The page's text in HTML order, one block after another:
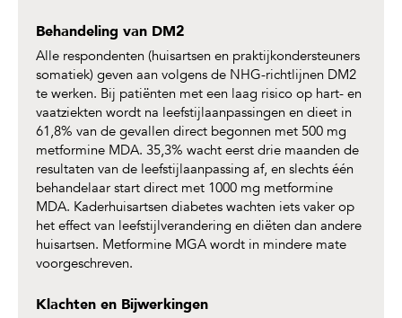
Behandeling van DM2
Alle respondenten (huisartsen en praktijkondersteuners
somatiek) geven aan volgens de NHG-richtlijnen DM2
te werken. Bij patiënten met een laag risico op hart- en
vaatziekten wordt na leefstijlaanpassingen en dieet in
61,8% van de gevallen direct begonnen met 500 mg
metformine MDA. 35,3% wacht eerst drie maanden de
resultaten van de leefstijlaanpassing af, en slechts één
behandelaar start direct met 1000 mg metformine
MDA. Kaderhuisartsen diabetes wachten iets vaker op
het effect van leefstijlverandering en diëten dan andere
huisartsen. Metformine MGA wordt in mindere mate
voorgeschreven.
Klachten en Bijwerkingen